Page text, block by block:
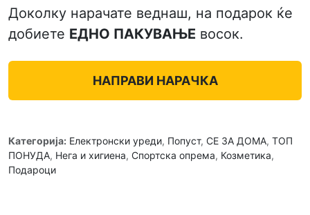
Доколку нарачате веднаш, на подарок ќе
добиете ЕДНО ПАКУВАЊЕ восок.
НАПРАВИ НАРАЧКА
Категорија: Електронски уреди, Попуст, СЕ ЗА ДОМА, ТОП
ПОНУДА, Нега и хигиена, Спортска опрема, Козметика,
Подароци